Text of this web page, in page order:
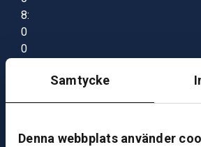
Samtycke
Denna webbplats använder
8:
0
0
7:
0